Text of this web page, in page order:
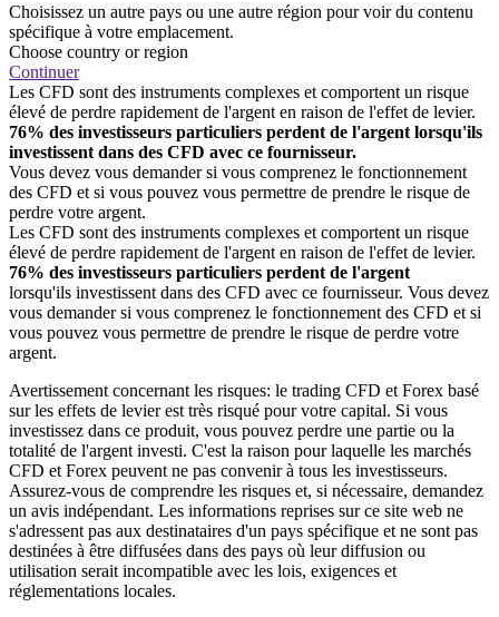
Choisissez un autre pays ou une autre région pour voir du contenu
spécifique à votre emplacement.
Choose country or region
Continuer
Les CFD sont des instruments complexes et comportent un risque
élevé de perdre rapidement de l'argent en raison de l'effet de levier.
76% des investisseurs particuliers perdent de l'argent lorsqu'ils
investissent dans des CFD avec ce fournisseur.
Vous devez vous demander si vous comprenez le fonctionnement
des CFD et si vous pouvez vous permettre de prendre le risque de
perdre votre argent.
Les CFD sont des instruments complexes et comportent un risque
élevé de perdre rapidement de l'argent en raison de l'effet de levier.
76% des investisseurs particuliers perdent de l'argent
lorsqu'ils investissent dans des CFD avec ce fournisseur. Vous devez
vous demander si vous comprenez le fonctionnement des CFD et si
vous pouvez vous permettre de prendre le risque de perdre votre
argent.
Avertissement concernant les risques: le trading CFD et Forex basé
sur les effets de levier est très risqué pour votre capital. Si vous
investissez dans ce produit, vous pouvez perdre une partie ou la
totalité de l'argent investi. C'est la raison pour laquelle les marchés
CFD et Forex peuvent ne pas convenir à tous les investisseurs.
Assurez-vous de comprendre les risques et, si nécessaire, demandez
un avis indépendant. Les informations reprises sur ce site web ne
s'adressent pas aux destinataires d'un pays spécifique et ne sont pas
destinées à être diffusées dans des pays où leur diffusion ou
utilisation serait incompatible avec les lois, exigences et
réglementations locales.